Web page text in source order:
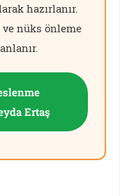
hazırlanır.
nüks önleme
Ertaş